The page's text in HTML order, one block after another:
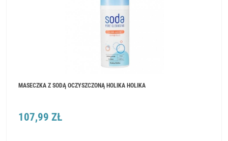
MASECZKA Z SODĄ OCZYSZCZONĄ HOLIKA HOLIKA
107,99 ZŁ